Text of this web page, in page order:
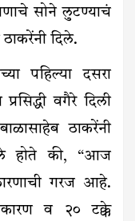
सोने लुटण्याचं
ठाकरेंनी दिले.
पहिल्या दसरा
वगैरे दिली
ठाकरेंनी
होते की, “आज
गरज आहे.
व २० टक्के